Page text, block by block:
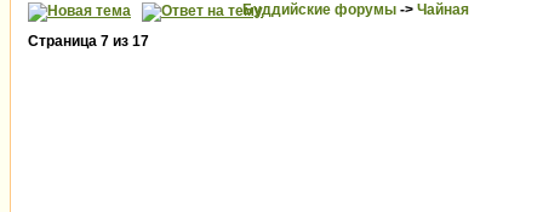
Буддийские форумы -> Чайная
Страница 7 из 17